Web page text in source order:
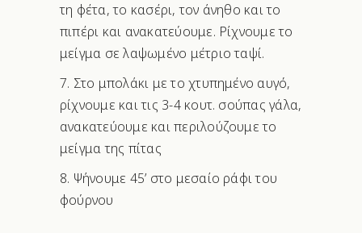
τη φέτα, το κασέρι, τον άνηθο και το
πιπέρι και ανακατεύουμε. Ρίχνουμε το
μείγμα σε λαψωμένο μέτριο ταψί.
7. Στο μπολάκι με το χτυπημένο αυγό,
ρίχνουμε και τις 3-4 κουτ. σούπας γάλα,
ανακατεύουμε και περιλούζουμε το
μείγμα της πίτας
8. Ψήνουμε 45’ στο μεσαίο ράφι του
φούρνου